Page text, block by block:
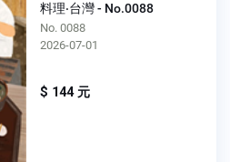
料理‧台灣 - No.0088
No. 0088
2026-07-01
$ 144 元